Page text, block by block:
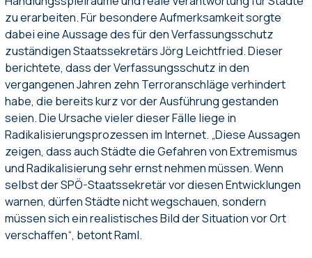
zu erarbeiten. Für besondere Aufmerksamkeit sorgte
dabei eine Aussage des für den Verfassungsschutz
zuständigen Staatssekretärs Jörg Leichtfried. Dieser
berichtete, dass der Verfassungsschutz in den
vergangenen Jahren zehn Terroranschläge verhindert
habe, die bereits kurz vor der Ausführung gestanden
seien. Die Ursache vieler dieser Fälle liege in
Radikalisierungsprozessen im Internet. „Diese Aussagen
zeigen, dass auch Städte die Gefahren von Extremismus
und Radikalisierung sehr ernst nehmen müssen. Wenn
selbst der SPÖ-Staatssekretär vor diesen Entwicklungen
warnen, dürfen Städte nicht wegschauen, sondern
müssen sich ein realistisches Bild der Situation vor Ort
verschaffen“, betont Raml.